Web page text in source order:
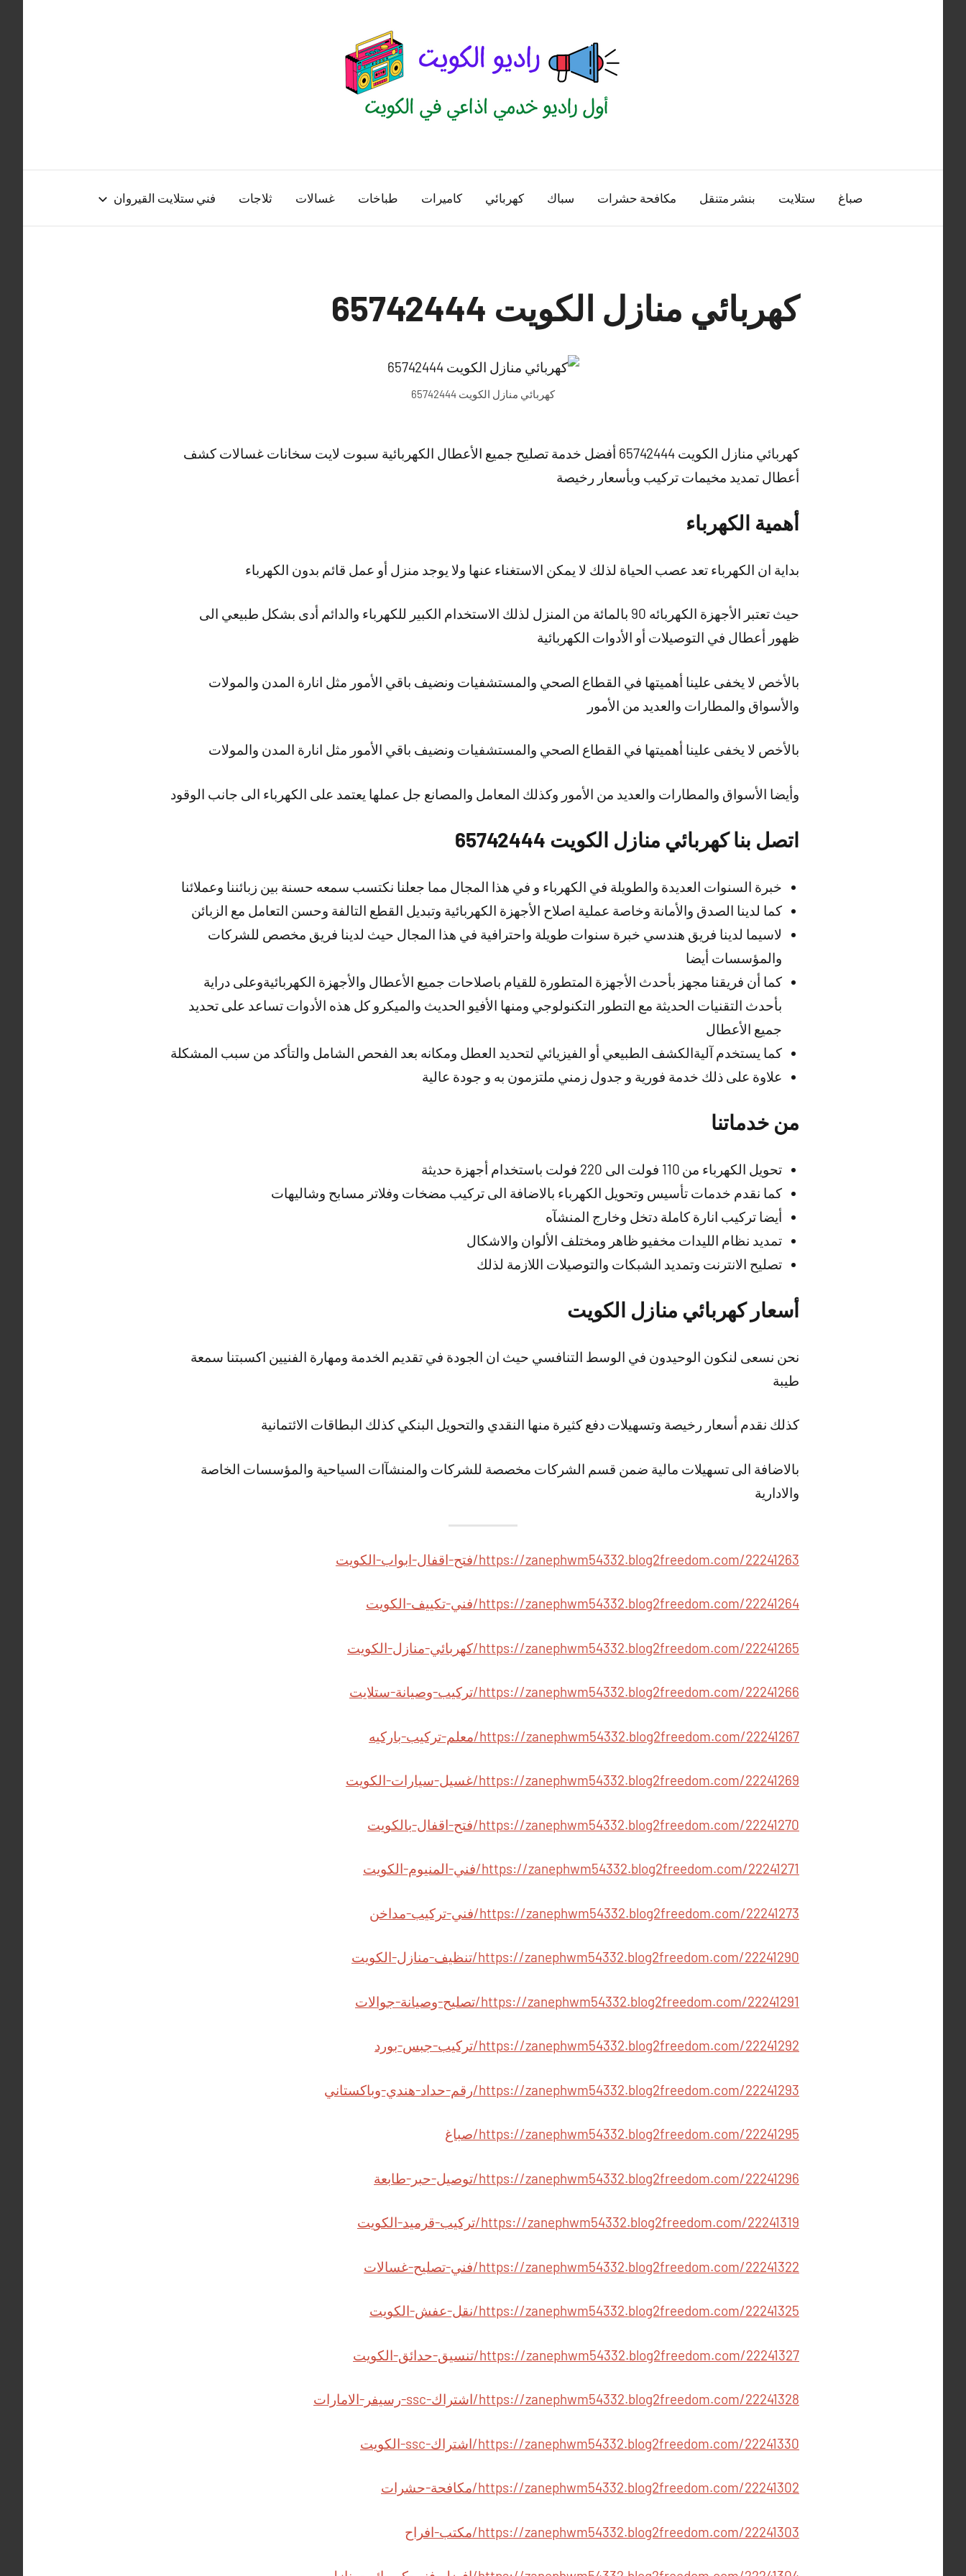
الكويت
منصة
اذاعية
صباغ ستلايت بنشر متنقل مكافحة حشرات سباك كهربائي كاميرات طباخات غسالات ثلاجات فني ستلايت القيروان
كهربائي منازل الكويت 65742444
كهربائي منازل الكويت 65742444
كهربائي منازل الكويت 65742444 أفضل خدمة تصليح جميع الأعطال الكهربائية سبوت لايت سخانات غسالات كشف
أعطال تمديد مخيمات تركيب وبأسعار رخيصة
أهمية الكهرباء
بداية ان الكهرباء تعد عصب الحياة لذلك لا يمكن الاستغناء عنها ولا يوجد منزل أو عمل قائم بدون الكهرباء
حيث تعتبر الأجهزة الكهربائه 90 بالمائة من المنزل لذلك الاستخدام الكبير للكهرباء والدائم أدى بشكل طبيعي الى
ظهور أعطال في التوصيلات أو الأدوات الكهربائية
بالأخص لا يخفى علينا أهميتها في القطاع الصحي والمستشفيات ونضيف باقي الأمور مثل انارة المدن والمولات
والأسواق والمطارات والعديد من الأمور
بالأخص لا يخفى علينا أهميتها في القطاع الصحي والمستشفيات ونضيف باقي الأمور مثل انارة المدن والمولات
وأيضا الأسواق والمطارات والعديد من الأمور وكذلك المعامل والمصانع جل عملها يعتمد على الكهرباء الى جانب الوقود
اتصل بنا كهربائي منازل الكويت 65742444
خبرة السنوات العديدة والطويلة في الكهرباء و في هذا المجال مما جعلنا نكتسب سمعه حسنة بين زبائننا وعملائنا
كما لدينا الصدق والأمانة وخاصة عملية اصلاح الأجهزة الكهربائية وتبديل القطع التالفة وحسن التعامل مع الزبائن
لاسيما لدينا فريق هندسي خبرة سنوات طويلة واحترافية في هذا المجال حيث لدينا فريق مخصص للشركات
والمؤسسات أيضا
كما أن فريقنا مجهز بأحدث الأجهزة المتطورة للقيام باصلاحات جميع الأعطال والأجهزة الكهربائيةوعلى دراية
بأحدث التقنيات الحديثة مع التطور التكنولوجي ومنها الأفيو الحديث والميكرو كل هذه الأدوات تساعد على تحديد
جميع الأعطال
كما يستخدم آليةالكشف الطبيعي أو الفيزيائي لتحديد العطل ومكانه بعد الفحص الشامل والتأكد من سبب المشكلة
علاوة على ذلك خدمة فورية و جدول زمني ملتزمون به و جودة عالية
من خدماتنا
تحويل الكهرباء من 110 فولت الى 220 فولت باستخدام أجهزة حديثة
كما نقدم خدمات تأسيس وتحويل الكهرباء بالاضافة الى تركيب مضخات وفلاتر مسابح وشاليهات
أيضا تركيب انارة كاملة دتخل وخارج المنشآه
تمديد نظام الليدات مخفيو ظاهر ومختلف الألوان والاشكال
تصليح الانترنت وتمديد الشبكات والتوصيلات اللازمة لذلك
أسعار كهربائي منازل الكويت
نحن نسعى لنكون الوحيدون في الوسط التنافسي حيث ان الجودة في تقديم الخدمة ومهارة الفنيين اكسبتنا سمعة
طيبة
كذلك نقدم أسعار رخيصة وتسهيلات دفع كثيرة منها النقدي والتحويل البنكي كذلك البطاقات الائتمانية
بالاضافة الى تسهيلات مالية ضمن قسم الشركات مخصصة للشركات والمنشآات السياحية والمؤسسات الخاصة
والادارية
https://zanephwm54332.blog2freedom.com/22241263/فتح-اقفال-ابواب-الكويت
https://zanephwm54332.blog2freedom.com/22241264/فني-تكييف-الكويت
https://zanephwm54332.blog2freedom.com/22241265/كهربائي-منازل-الكويت
https://zanephwm54332.blog2freedom.com/22241266/تركيب-وصيانة-ستلايت
https://zanephwm54332.blog2freedom.com/22241267/معلم-تركيب-باركيه
https://zanephwm54332.blog2freedom.com/22241269/غسيل-سيارات-الكويت
https://zanephwm54332.blog2freedom.com/22241270/فتح-اقفال-بالكويت
https://zanephwm54332.blog2freedom.com/22241271/فني-المنيوم-الكويت
https://zanephwm54332.blog2freedom.com/22241273/فني-تركيب-مداخن
https://zanephwm54332.blog2freedom.com/22241290/تنظيف-منازل-الكويت
https://zanephwm54332.blog2freedom.com/22241291/تصليح-وصيانة-جوالات
https://zanephwm54332.blog2freedom.com/22241292/تركيب-جبس-بورد
https://zanephwm54332.blog2freedom.com/22241293/رقم-حداد-هندي-وباكستاني
https://zanephwm54332.blog2freedom.com/22241295/صباغ
https://zanephwm54332.blog2freedom.com/22241296/توصيل-حبر-طابعة
https://zanephwm54332.blog2freedom.com/22241319/تركيب-قرميد-الكويت
https://zanephwm54332.blog2freedom.com/22241322/فني-تصليح-غسالات
https://zanephwm54332.blog2freedom.com/22241325/نقل-عفش-الكويت
https://zanephwm54332.blog2freedom.com/22241327/تنسيق-حدائق-الكويت
https://zanephwm54332.blog2freedom.com/22241328/اشتراك-ssc-رسيفر-الامارات
https://zanephwm54332.blog2freedom.com/22241330/اشتراك-ssc-الكويت
https://zanephwm54332.blog2freedom.com/22241302/مكافحة-حشرات
https://zanephwm54332.blog2freedom.com/22241303/مكتب-افراح